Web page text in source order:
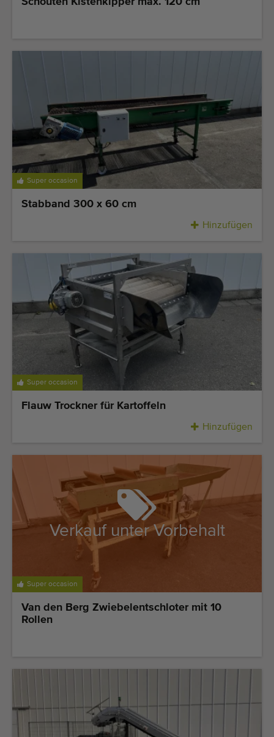
Super occasion
Stabband 300 x 60 cm
Hinzufügen
Super occasion
Flauw Trockner für Kartoffeln
Hinzufügen
Super occasion
Verkauf unter Vorbehalt
Van den Berg Zwiebelentschloter mit 10
Rollen